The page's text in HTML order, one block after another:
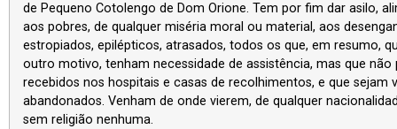
de Pequeno Cotolengo de Dom Orione. Tem por fim dar asilo,
aos pobres, de qualquer miséria moral ou material, aos
estropiados, epilépticos, atrasados, todos os que, em resumo,
outro motivo, tenham necessidade de assistência, mas que não
recebidos nos hospitais e casas de recolhimentos, e que sejam
abandonados. Venham de onde vierem, de qualquer
sem religião nenhuma.